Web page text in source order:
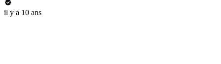
il y a 10 ans